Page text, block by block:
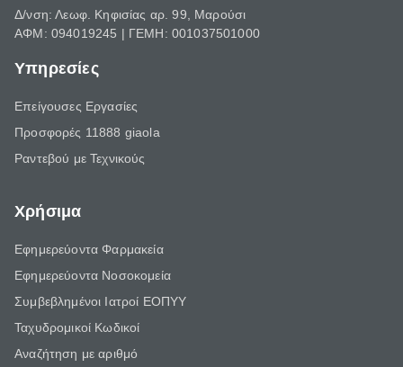
Δ/νση: Λεωφ. Κηφισίας αρ. 99, Μαρούσι
ΑΦΜ: 094019245 | ΓΕΜΗ: 001037501000
Υπηρεσίες
Επείγουσες Εργασίες
Προσφορές 11888 giaola
Ραντεβού με Τεχνικούς
Χρήσιμα
Εφημερεύοντα Φαρμακεία
Εφημερεύοντα Νοσοκομεία
Συμβεβλημένοι Ιατροί ΕΟΠΥΥ
Ταχυδρομικοί Κωδικοί
Αναζήτηση με αριθμό